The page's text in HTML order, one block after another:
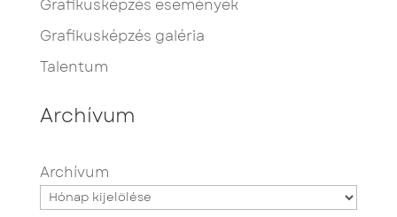
Grafikusképzés események
Grafikusképzés galéria
Talentum
Archívum
Archívum